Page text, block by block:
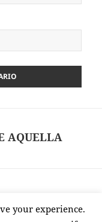
AQUELLA
your experience.